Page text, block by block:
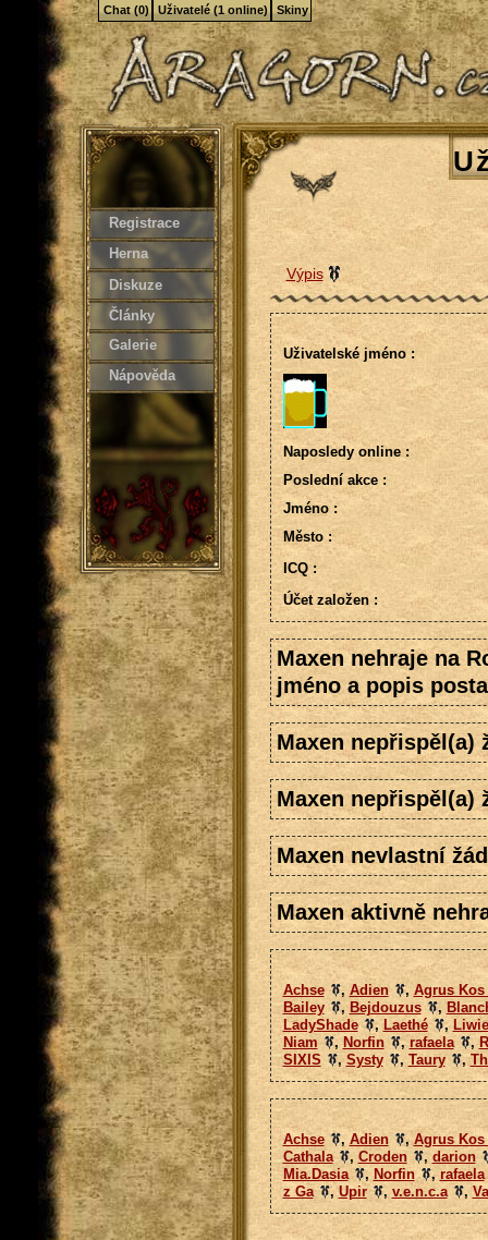
Registrace
Herna
Diskuze
Články
Galerie
Nápověda
Výpis
Uživatelské jméno :
Naposledy online :
Poslední akce :
Jméno :
Město :
ICQ :
Účet založen :
Maxen nehraje na
jméno a popis
Maxen nepřispěl(a)
Maxen nepřispěl(a)
Maxen nevlastní
Maxen aktivně
Achse , Adien , Agrus Kos
Bailey
, Bejdouzus ,
LadyShade
,Laethé ,
Niam
, Norfin , rafaela ,
SIXIS
,Systy ,Taury ,
Achse , Adien ,Agrus Kos
Cathala
, Croden , darion
Mia.Dasia
, Norfin , rafaela
z Ga
,Upir , v.e.n.c.a ,
Chat (0) Uživatelé (1 online) Skiny